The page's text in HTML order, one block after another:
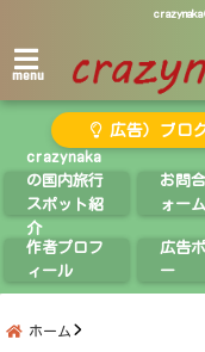
menu
広告）ブロ
crazynaka
の国内旅行
スポット紹
介
お問
ォーム
作者プロフ
ィール
広告
ー
ホーム